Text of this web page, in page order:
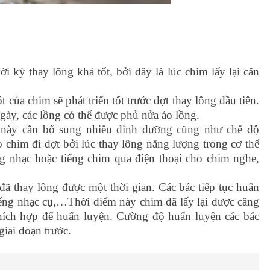
kỳ thay lông khá tốt, bởi đây là lúc chim lấy lại cân
chim sẽ phát triển tốt trước đợt thay lông đầu tiên.
các lồng có thể được phủ nửa áo lồng.
cần bổ sung nhiều dinh dưỡng cũng như chế độ
chim đi dợt bởi lúc thay lông năng lượng trong cơ thể
nhạc hoặc tiếng chim qua điện thoại cho chim nghe,
thay lông được một thời gian. Các bác tiếp tục huấn
nhạc cụ,…Thời điểm này chim đã lấy lại được căng
hợp để huấn luyện. Cường độ huấn luyện các bác
đoạn trước.